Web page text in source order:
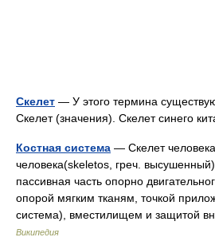
Скелет — У этого термина
Скелет (значения). Скелет синего
Костная система — Скелет
человека(skeletos, греч. высушенный)
пассивная часть опорно
опорой мягким тканям, точкой
система), вместилищем и защитой
Википедия